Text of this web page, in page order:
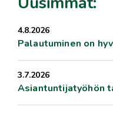
4.8.2026
Palautuminen on
3.7.2026
Asiantuntijatyöhön